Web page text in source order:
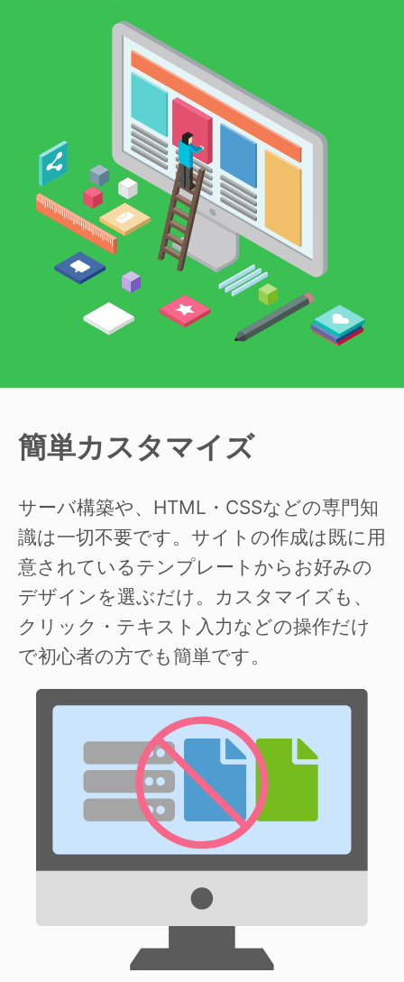
簡単カスタマイズ
サーバ構築や、HTML・CSSなどの専門知
識は一切不要です。サイトの作成は既に用
意されているテンプレートからお好みの
デザインを選ぶだけ。カスタマイズも、
クリック・テキスト入力などの操作だけ
で初心者の方でも簡単です。